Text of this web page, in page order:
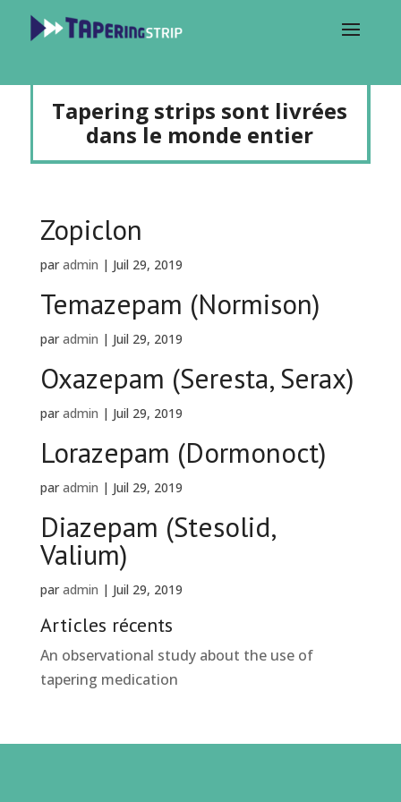
Tapering strips sont livrées
dans le monde entier
Zopiclon
paradmin | Juil 29, 2019
Temazepam (Normison)
paradmin | Juil 29, 2019
Oxazepam (Seresta, Serax)
paradmin | Juil 29, 2019
Lorazepam (Dormonoct)
paradmin | Juil 29, 2019
Diazepam (Stesolid,
Valium)
paradmin | Juil 29, 2019
Articles récents
An observational study about the use of
tapering medication